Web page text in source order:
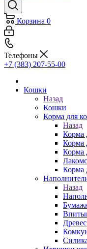
Корзина 0
Телефоны
+7 (383) 207-55-00
Кошки
Назад
Кошки
Корма для
Назад
Корма
Корма
Корма
Корма
Назад